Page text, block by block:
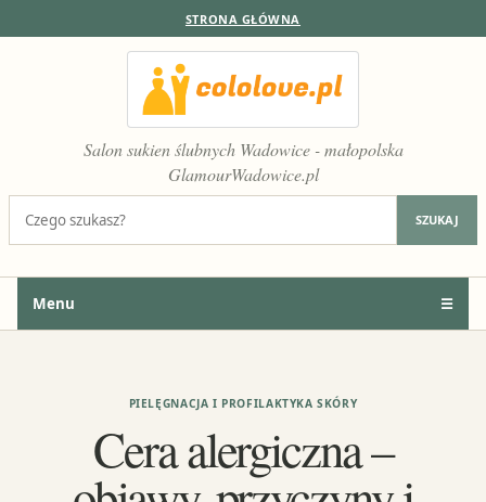
STRONA GŁÓWNA
Salon sukien ślubnych Wadowice - małopolska
GlamourWadowice.pl
SZUKAJ
Menu ☰
PIELĘGNACJA I PROFILAKTYKA SKÓRY
Cera alergiczna –